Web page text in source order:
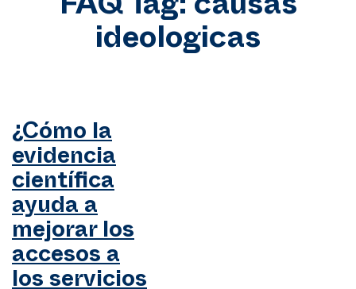
FAQ Tag: causas
ideologicas
¿Cómo la
evidencia
científica
ayuda a
mejorar los
accesos a
los servicios